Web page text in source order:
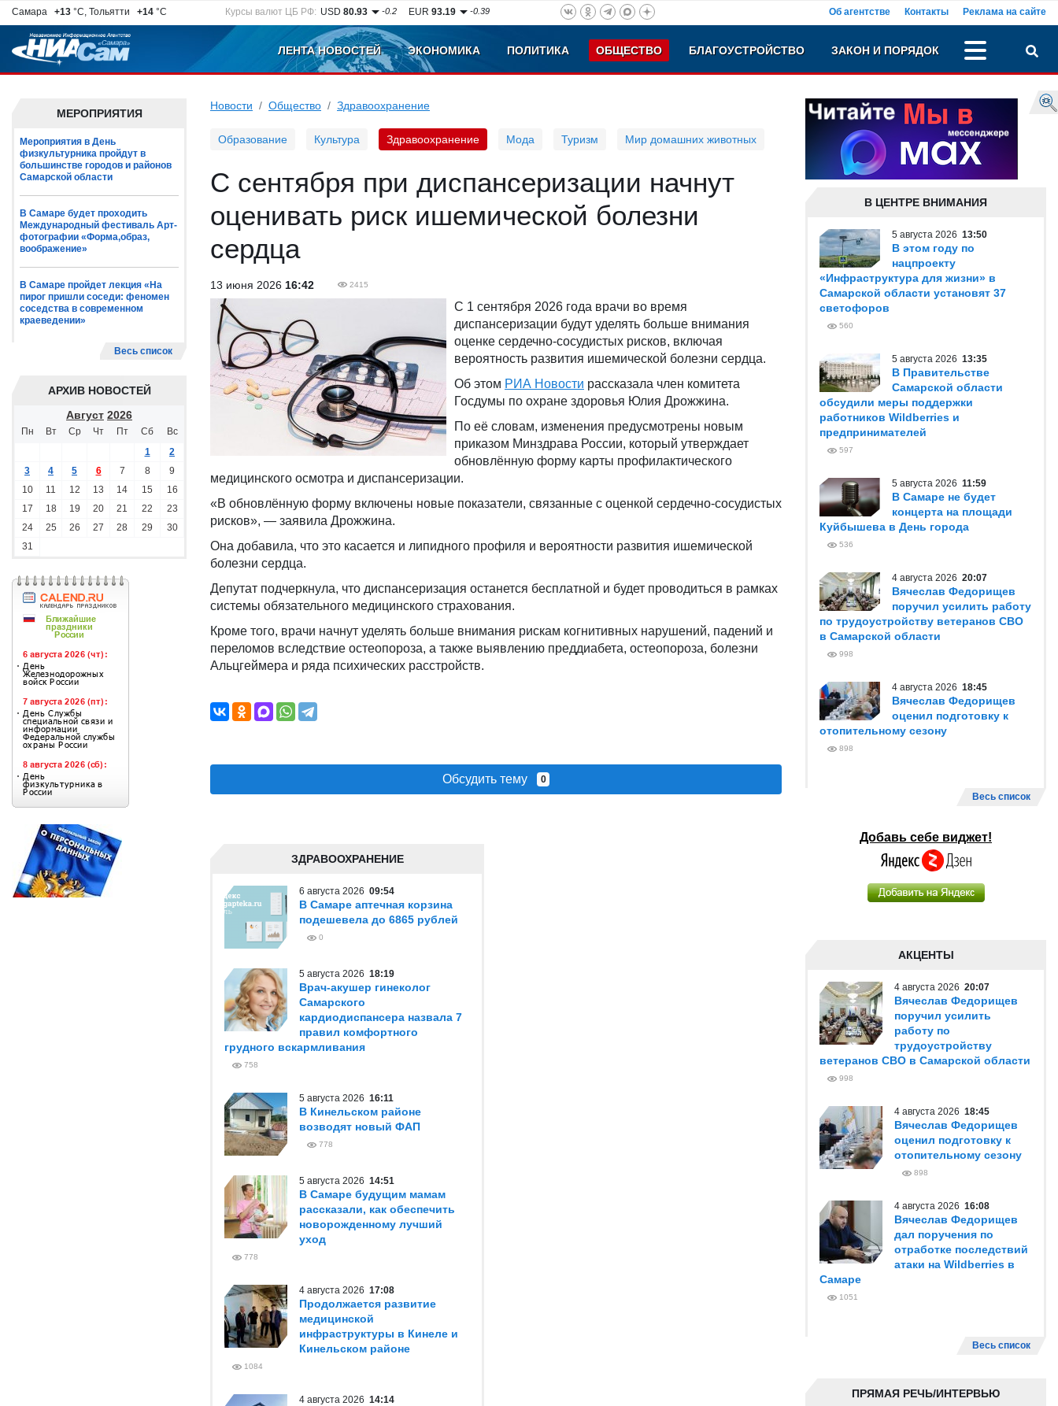
Самара +13 °C, Тольятти +14 °C Курсы валют ЦБ РФ: USD80.93 -0.2 EUR93.19 -0.39 Об агентстве Контакты Реклама на сайте
ЛЕНТА НОВОСТЕЙ ЭКОНОМИКА ПОЛИТИКА ОБЩЕСТВО БЛАГОУСТРОЙСТВО ЗАКОН И ПОРЯДОК
МЕРОПРИЯТИЯ
Мероприятия в День
физкультурника пройдут в
большинстве городов и районов
Самарской области
В Самаре будет проходить
Международный фестиваль Арт-
фотографии «Форма,образ,
воображение»
В Самаре пройдет лекция «На
пирог пришли соседи: феномен
соседства в современном
краеведении»
Весь список
АРХИВ НОВОСТЕЙ
Август 2026
Пн Вт Ср Чт Пт Сб
Вс
1
2
3
4 5 6 7 8
9
10
11 12 13 14 15
16
17
18 19 20 21 22
23
24
25 26 27 28 29
30
31
Новости Общество Здравоохранение
Образование Культура Здравоохранение Мода Туризм Мир домашних животных
С сентября при диспансеризации начнут
оценивать риск ишемической болезни
сердца
13 июня 2026 16:42 2415
С 1 сентября 2026 года врачи во время
диспансеризации будут уделять больше внимания
оценке сердечно-сосудистых рисков, включая
вероятность развития ишемической болезни сердца.
Об этом РИА Новости рассказала член комитета
Госдумы по охране здоровья Юлия Дрожжина.
По её словам, изменения предусмотрены новым
приказом Минздрава России, который утверждает
обновлённую форму карты профилактического
медицинского осмотра и диспансеризации.
«В обновлённую форму включены новые показатели, связанные с оценкой сердечно-сосудистых
рисков», — заявила Дрожжина.
Она добавила, что это касается и липидного профиля и вероятности развития ишемической
болезни сердца.
Депутат подчеркнула, что диспансеризация останется бесплатной и будет проводиться в рамках
системы обязательного медицинского страхования.
Кроме того, врачи начнут уделять больше внимания рискам когнитивных нарушений, падений и
переломов вследствие остеопороза, а также выявлению преддиабета, остеопороза, болезни
Альцгеймера и ряда психических расстройств.
Обсудить тему 0
ЗДРАВООХРАНЕНИЕ
6 августа 2026 09:54
В Самаре аптечная корзина
подешевела до 6865 рублей
0
5 августа 2026 18:19
Врач-акушер гинеколог
Самарского
кардиодиспансера назвала 7
правил комфортного
грудного вскармливания
758
5 августа 2026 16:11
В Кинельском районе
возводят новый ФАП
778
5 августа 2026 14:51
В Самаре будущим мамам
рассказали, как обеспечить
новорожденному лучший
уход
778
4 августа 2026 17:08
Продолжается развитие
медицинской
инфраструктуры в Кинеле и
Кинельском районе
1084
4 августа 2026 14:14
В ЦЕНТРЕ ВНИМАНИЯ
5 августа 2026 13:50
В этом году по
нацпроекту
«Инфраструктура для жизни» в
Самарской области установят 37
светофоров
560
5 августа 2026 13:35
В Правительстве
Самарской области
обсудили меры поддержки
работников Wildberries и
предпринимателей
597
5 августа 2026 11:59
В Самаре не будет
концерта на площади
Куйбышева в День города
536
4 августа 2026 20:07
Вячеслав Федорищев
поручил усилить работу
по трудоустройству ветеранов СВО
в Самарской области
998
4 августа 2026 18:45
Вячеслав Федорищев
оценил подготовку к
отопительному сезону
898
Весь список
Добавь себе виджет!
АКЦЕНТЫ
4 августа 2026 20:07
Вячеслав Федорищев
поручил усилить
работу по
трудоустройству
ветеранов СВО в Самарской области
998
4 августа 2026 18:45
Вячеслав Федорищев
оценил подготовку к
отопительному сезону
898
4 августа 2026 16:08
Вячеслав Федорищев
дал поручения по
отработке последствий
атаки на Wildberries в
Самаре
1051
Весь список
ПРЯМАЯ РЕЧЬ/ИНТЕРВЬЮ